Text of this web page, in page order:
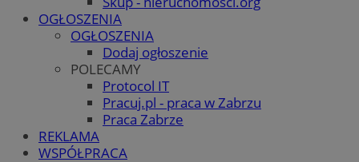
OGŁOSZENIA
OGŁOSZENIA
Dodaj ogłoszenie
POLECAMY
Protocol IT
Pracuj.pl - praca w Zabrzu
Praca Zabrze
REKLAMA
WSPÓŁPRACA